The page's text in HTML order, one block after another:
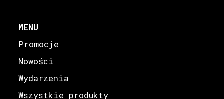
MENU
Promocje
Nowości
Wydarzenia
Wszystkie produkty